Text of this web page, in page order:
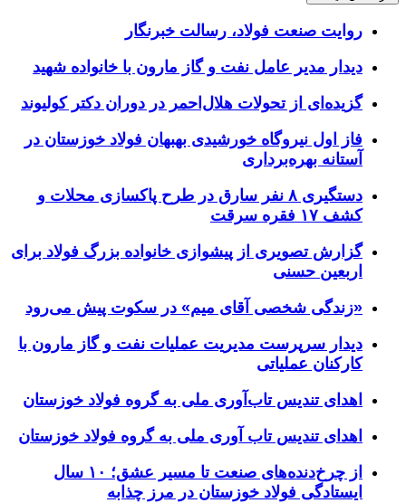
روایت صنعت فولاد،‌ رسالت خبرنگار
دیدار مدیر عامل نفت و گاز مارون با خانواده شهید
گزیده‌ای از تحولات هلال‌احمر در دوران دکتر کولیوند
فاز اول نیروگاه خورشیدی بهبهان فولاد خوزستان در
آستانه بهره‌برداری
دستگیری ۸ نفر سارق در طرح پاکسازی محلات و
کشف ۱۷ فقره سرقت
گزارش تصویری از پیشوازی خانواده بزرگ فولاد برای
اربعین حسنی
«زندگی شخصی آقای میم» در سکوت پیش می‌رود
دیدار سرپرست مدیریت عملیات نفت و گاز مارون با
کارکنان عملیاتی
اهدای تندیس تاب‌آوری ملی به گروه فولاد خوزستان
اهدای تندیس تاب آوری ملی به گروه فولاد خوزستان
از چرخ‌دنده‌های صنعت تا مسیر عشق؛ ۱۰ سال
ایستادگی فولاد خوزستان در مرز چذابه